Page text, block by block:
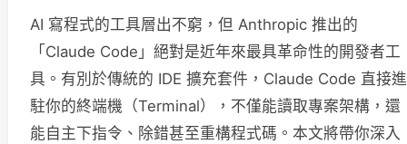
AI 寫程式的工具層出不窮，但 Anthropic 推出的
「Claude Code」絕對是近年來最具革命性的開發者工
具。有別於傳統的 IDE 擴充套件，Claude Code 直接進
駐你的終端機（Terminal），不僅能讀取專案架構，還
能自主下指令、除錯甚至重構程式碼。本文將帶你深入